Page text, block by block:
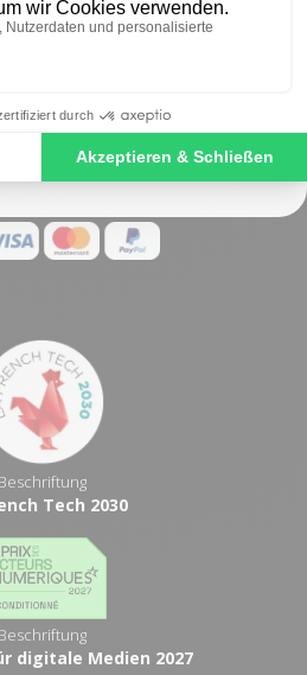
Macs
Beschriftung
Tech 2030
Beschriftung
digitale Medien 2027
SIGN ME UP!
NO, THANKS